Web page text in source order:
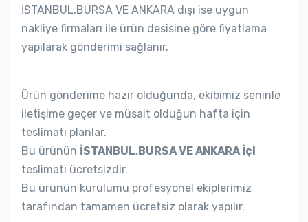
İSTANBUL,BURSA VE ANKARA dışı ise uygun
nakliye firmaları ile ürün desisine göre fiyatlama
yapılarak gönderimi sağlanır.
Ürün gönderime hazır olduğunda, ekibimiz seninle
iletişime geçer ve müsait olduğun hafta için
teslimatı planlar.
Bu ürünün İSTANBUL,BURSA VE ANKARA İçi
teslimatı ücretsizdir.
Bu ürünün kurulumu profesyonel ekiplerimiz
tarafından tamamen ücretsiz olarak yapılır.